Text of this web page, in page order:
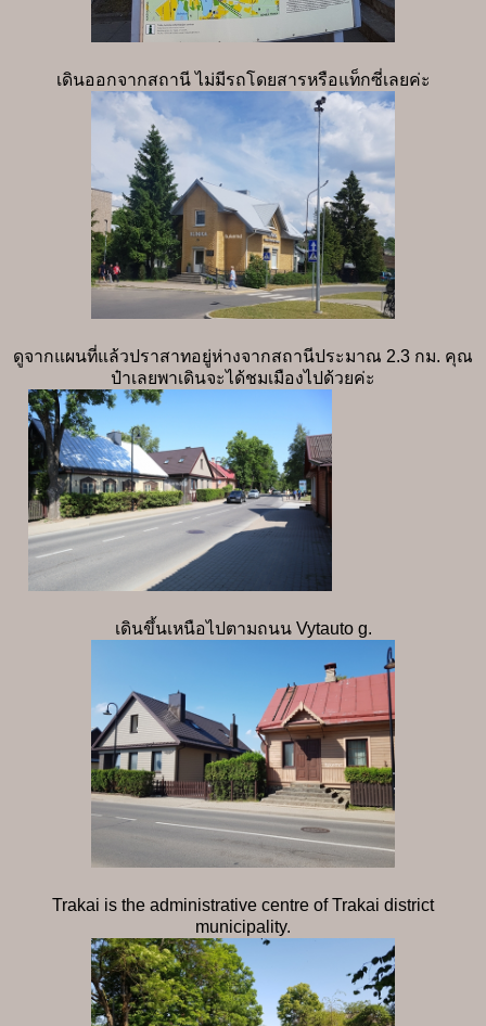
เดินออกจากสถานี ไม่มีรถโดยสารหรือแท็กซี่เลยค่ะ
ดูจากแผนที่แล้วปราสาทอยู่ห่างจากสถานีประมาณ 2.3 กม. คุณ
ป๋าเลยพาเดินจะได้ชมเมืองไปด้วยค่ะ
เดินขึ้นเหนือไปตามถนน Vytauto g.
Trakai is the administrative centre of Trakai district
municipality.